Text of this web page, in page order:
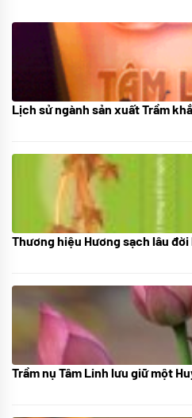
21/10/2025
Lịch sử ngành sản xuất Trầm
18/10/2025
Thương hiệu Hương sạch lâu
05/10/2025
Trầm nụ Tâm Linh lưu giữ một